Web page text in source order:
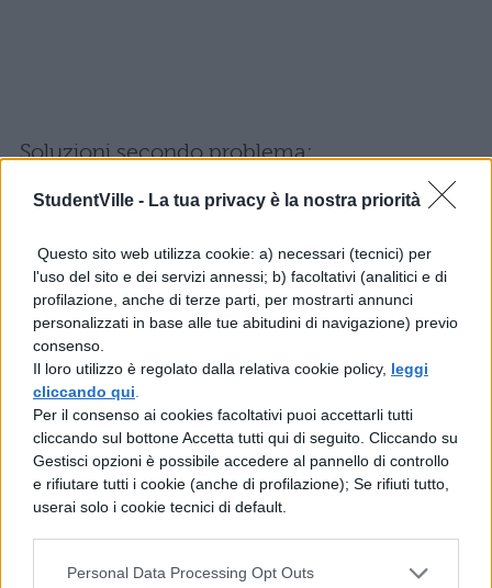
StudentVille - La tua privacy è la nostra priorità
Questo sito web utilizza cookie: a) necessari (tecnici) per
l'uso del sito e dei servizi annessi; b) facoltativi (analitici e di
profilazione, anche di terze parti, per mostrarti annunci
personalizzati in base alle tue abitudini di navigazione) previo
consenso.
Il loro utilizzo è regolato dalla relativa cookie policy, leggi
cliccando qui
Per il consenso ai cookies facoltativi puoi accettarli tutti
cliccando sul bottone Accetta tutti qui di seguito. Cliccando su
Gestisci opzioni è possibile accedere al pannello di controllo
e rifiutare tutti i cookie (anche di profilazione); Se rifiuti tutto,
userai solo i cookie tecnici di default.
Personal Data Processing Opt Outs
Soluzioni secondo problema: